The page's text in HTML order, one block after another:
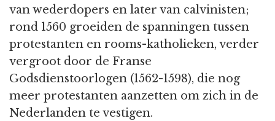
van wederdopers en later van calvinisten;
rond 1560 groeiden de spanningen tussen
protestanten en rooms-katholieken, verder
vergroot door de Franse
Godsdienstoorlogen (1562-1598), die nog
meer protestanten aanzetten om zich in de
Nederlanden te vestigen.